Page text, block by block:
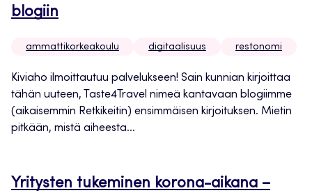
blogiin
ammattikorkeakoulu digitaalisuus restonomi
Kiviaho ilmoittautuu palvelukseen! Sain kunnian kirjoittaa
tähän uuteen, Taste4Travel nimeä kantavaan blogiimme
(aikaisemmin Retkikeitin) ensimmäisen kirjoituksen. Mietin
pitkään, mistä aiheesta...
Yritysten tukeminen korona-aikana –